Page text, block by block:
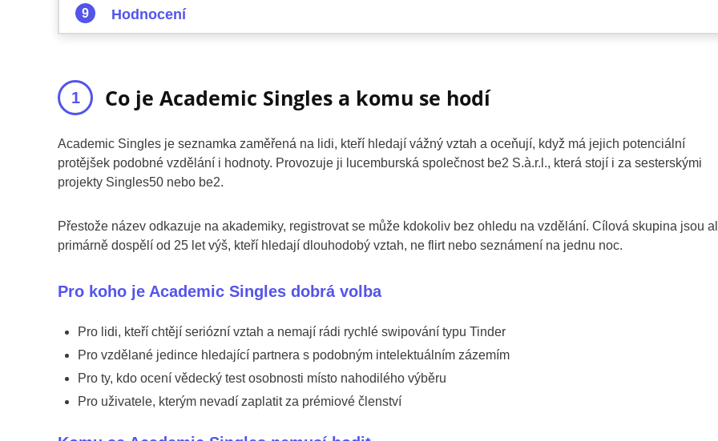
Hodnocení
Co je Academic Singles a komu se hodí
Academic Singles je seznamka zaměřená na lidi, kteří hledají vážný vztah a oceňují, když má jejich potenciální
protějšek podobné vzdělání i hodnoty. Provozuje ji lucemburská společnost be2 S.à.r.l., která stojí i za sesterskými
projekty Singles50 nebo be2.
Přestože název odkazuje na akademiky, registrovat se může kdokoliv bez ohledu na vzdělání. Cílová skupina jsou
primárně dospělí od 25 let výš, kteří hledají dlouhodobý vztah, ne flirt nebo seznámení na jednu noc.
Pro koho je Academic Singles dobrá volba
Pro lidi, kteří chtějí seriózní vztah a nemají rádi rychlé swipování typu Tinder
Pro vzdělané jedince hledající partnera s podobným intelektuálním zázemím
Pro ty, kdo ocení vědecký test osobnosti místo nahodilého výběru
Pro uživatele, kterým nevadí zaplatit za prémiové členství